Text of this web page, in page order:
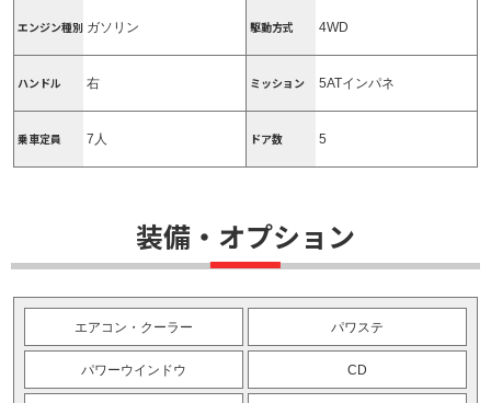
エンジン種別 ガソリン 駆動方式 4WD
ハンドル 右 ミッション 5ATインパネ
乗車定員 7人 ドア数 5
装備・オプション
エアコン・クーラー パワステ
パワーウインドウ CD